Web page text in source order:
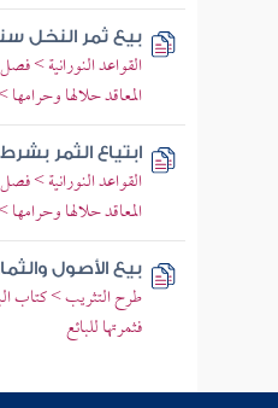
بيع ثمر النخل
القواعد النورانية >
المعاقد حلالها
ابتياع الثمر بشرط
القواعد النورانية >
المعاقد حلالها
بيع الأصول
طرح التثريب > كتاب
فثمرتها للبائع